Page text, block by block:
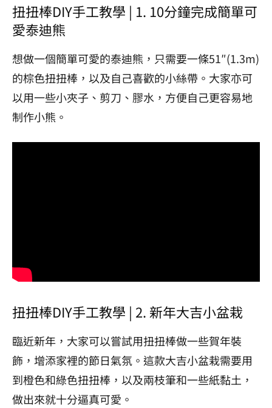
扭扭棒DIY手工教學 | 1. 10分鐘完成簡單可
愛泰迪熊
想做一個簡單可愛的泰迪熊，只需要一條51″(1.3m)
的棕色扭扭棒，以及自己喜歡的小絲帶。大家亦可
以用一些小夾子、剪刀、膠水，方便自己更容易地
制作小熊。
扭扭棒DIY手工教學 | 2. 新年大吉小盆栽
臨近新年，大家可以嘗試用扭扭棒做一些賀年裝
飾，增添家裡的節日氣氛。這款大吉小盆栽需要用
到橙色和綠色扭扭棒，以及兩枝筆和一些紙黏土，
做出來就十分逼真可愛。